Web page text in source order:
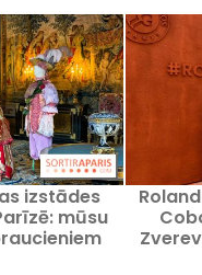
izstādes
mūsu